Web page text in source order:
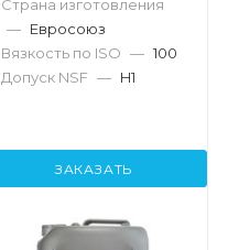
Страна изготовления
— Евросоюз
Вязкость по ISO — 100
Допуск NSF — H1
ЗАКАЗАТЬ